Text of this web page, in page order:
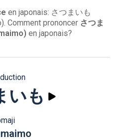
en japonais: さつまいも
Comment prononcer さつま
en japonais?
いも